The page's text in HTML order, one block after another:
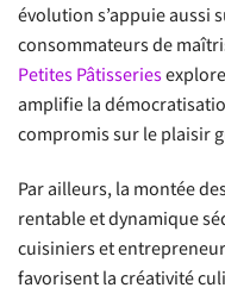
évolution s’appuie aussi
consommateurs de
Petites Pâtisseries
amplifie la
compromis sur le plaisir
Par ailleurs, la montée
rentable et dynamique
cuisiniers et
favorisent la créativité